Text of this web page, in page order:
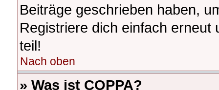
Beiträge geschrieben haben,
Registriere dich einfach
teil!
Nach oben
» Was ist COPPA?